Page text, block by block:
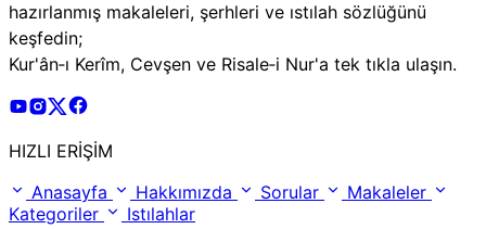
hazırlanmış makaleleri, şerhleri ve ıstılah sözlüğünü
keşfedin;
Kur'ân‑ı Kerîm, Cevşen ve Risale‑i Nur'a tek tıkla ulaşın.
Risale Online Youtube Hesabı
Risale Online Instagram Hesabı
Risale Online X Hesabı
HIZLI ERİŞİM
Anasayfa
Hakkımızda Sorular
Makaleler
Kategoriler
Istılahlar